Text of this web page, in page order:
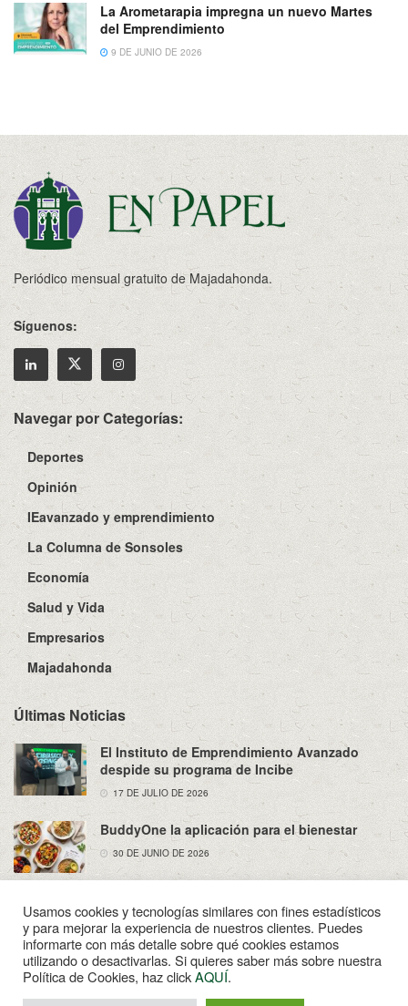
La Arometarapia impregna un nuevo Martes
del Emprendimiento
9 DE JUNIO DE 2026
Periódico mensual gratuito de Majadahonda.
Síguenos:
Navegar por Categorías:
Deportes
Opinión
IEavanzado y emprendimiento
La Columna de Sonsoles
Economía
Salud y Vida
Empresarios
Majadahonda
Últimas Noticias
El Instituto de Emprendimiento Avanzado
despide su programa de Incibe
17 DE JULIO DE 2026
BuddyOne la aplicación para el bienestar
30 DE JUNIO DE 2026
Sobre Nosotros Política de Privacidad
Aviso Legal
Contacto
Usamos cookies y tecnologías similares con fines estadísticos
y para mejorar la experiencia de nuestros clientes. Puedes
informarte con más detalle sobre qué cookies estamos
utilizando o desactivarlas. Si quieres saber más sobre nuestra
Política de Cookies, haz clickAQUÍ.